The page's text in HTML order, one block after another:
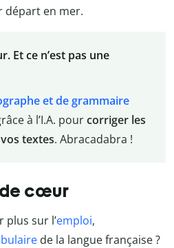
départ en mer.
Et ce n’est pas une
et de grammaire
à l’I.A. pourcorriger les
textes. Abracadabra !
cœur
plus sur l’emploi,
de la langue française ?